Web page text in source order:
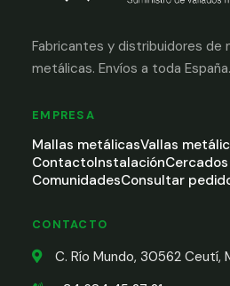
Fabricantes y distribuidores de
metálicas. Envíos a toda España.
EMPRESA
Mallas metálicasVallas
ContactoInstalación
ComunidadesConsultar
CONTACTO
C. Río Mundo, 30562 Ceutí,